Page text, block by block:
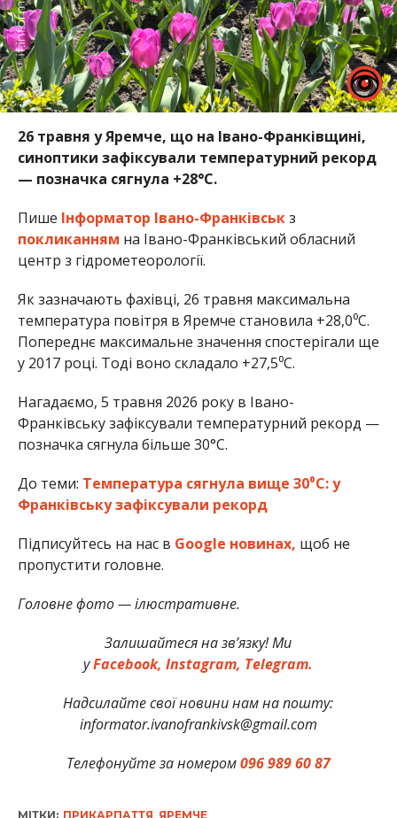
26 травня у Яремче, що на Івано-Франківщині,
синоптики зафіксували температурний рекорд
— позначка сягнула +28°C.
Пише Інформатор Івано-Франківськз
покликанням на Івано-Франківський обласний
центр з гідрометеорології.
Як зазначають фахівці, 26 травня максимальна
температура повітря в Яремче становила +28,0⁰С.
Попереднє максимальне значення спостерігали ще
у 2017 році. Тоді воно складало +27,5⁰С.
Нагадаємо, 5 травня 2026 року в Івано-
Франківську зафіксували температурний рекорд —
позначка сягнула більше 30°С.
До теми: Температура сягнула вище 30⁰С: у
Франківську зафіксували рекорд
Підписуйтесь на нас в Google новинах, щоб не
пропустити головне.
Головне фото — ілюстративне.
Залишайтеся на зв’язку! Ми
уFacebook, Instagram, Telegram.
Надсилайте свої новини нам на пошту:
informator.ivanofrankivsk@gmail.com
Телефонуйте за номером096 989 60 87
МІТКИ: ПРИКАРПАТТЯ ЯРЕМЧЕ